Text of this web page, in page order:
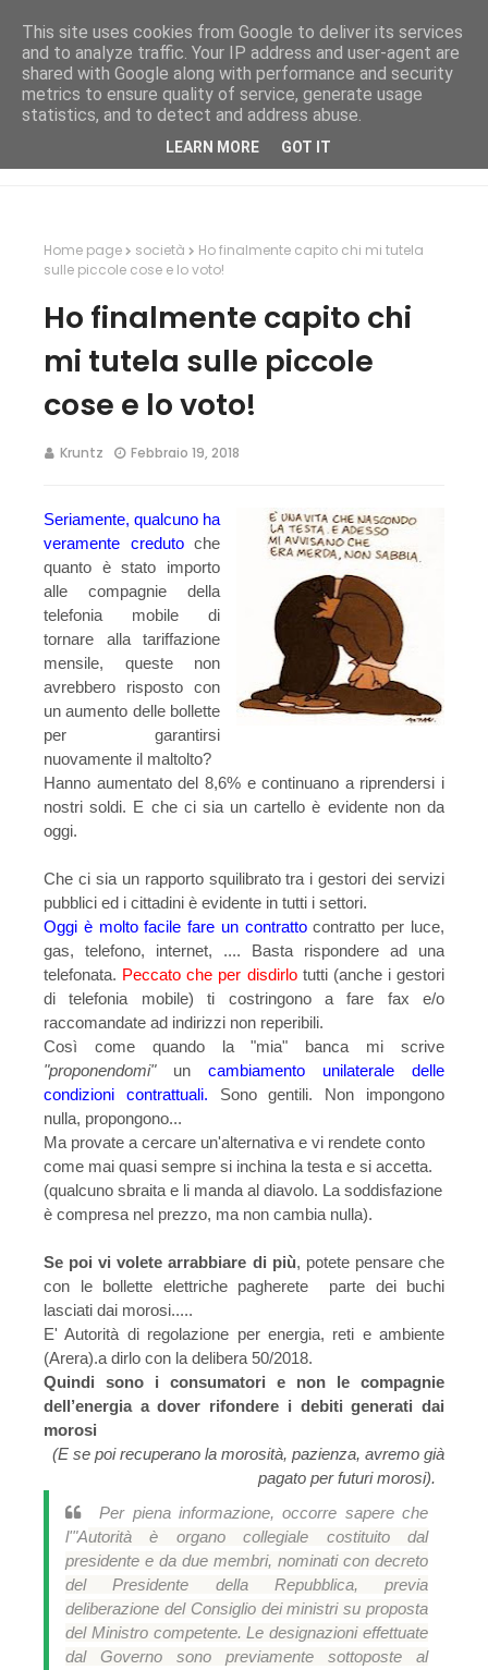
Home page società
Ho finalmente capito chi mi tutela
sulle piccole cose e lo voto!
Ho finalmente capito chi
mi tutela sulle piccole
cose e lo voto!
Kruntz Febbraio 19, 2018
Seriamente, qualcuno ha
veramente credutoche
quanto è stato importo
alle compagnie della
telefonia mobile di
tornare alla tariffazione
mensile, queste non
avrebbero risposto con
un aumento delle bollette
per garantirsi
nuovamente il maltolto?
Hanno aumentato del 8,6% e continuano a riprendersi i
nostri soldi. E che ci sia un cartello è evidente non da
oggi.
Che ci sia un rapporto squilibrato tra i gestori dei servizi
pubblici ed i cittadini è evidente in tutti i settori.
Oggi è molto facile fare un contrattocontratto per luce,
gas, telefono, internet, .... Basta rispondere ad una
telefonata. Peccato che per disdirlotutti (anche i gestori
di telefonia mobile) ti costringono a fare fax e/o
raccomandate ad indirizzi non reperibili.
Così come quando la "mia" banca mi scrive
"proponendomi" un cambiamento unilaterale delle
condizioni contrattuali. Sono gentili. Non impongono
nulla, propongono...
Ma provate a cercare un'alternativa e vi rendete conto
come mai quasi sempre si inchina la testa e si accetta.
(qualcuno sbraita e li manda al diavolo. La soddisfazione
è compresa nel prezzo, ma non cambia nulla).
Se poi vi volete arrabbiare di più, potete pensare che
con le bollette elettriche pagherete parte dei buchi
lasciati dai morosi.....
E' Autorità di regolazione per energia, reti e ambiente
(Arera).a dirlo con la delibera 50/2018.
Quindi sono i consumatori e non le compagnie
dell’energia a dover rifondere i debiti generati dai
morosi
(E se poi recuperano la morosità, pazienza, avremo già
pagato per futuri morosi).
Per piena informazione, occorre sapere che
l'"Autorità è organo collegiale costituito dal
presidente e da due membri, nominati con decreto
del Presidente della Repubblica, previa
deliberazione del Consiglio dei ministri su proposta
del Ministro competente. Le designazioni effettuate
dal Governo sono previamente sottoposte al
This site uses cookies from Google to deliver its services
and to analyze traffic. Your IP address and user-agent are
shared with Google along with performance and security
metrics to ensure quality of service, generate usage
statistics, and to detect and address abuse.
LEARN MORE GOT IT